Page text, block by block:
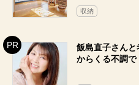
収納
飯島直子さん
からくる不調で